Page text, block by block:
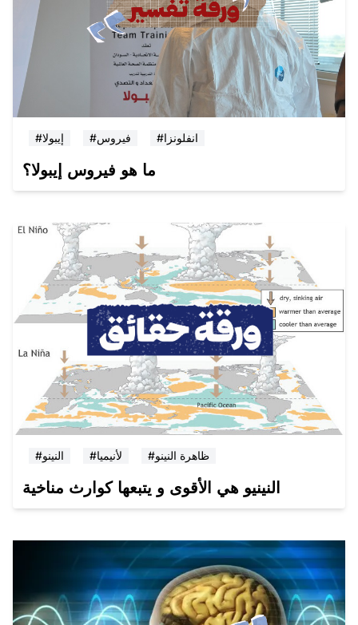
#إيبولا #فيروس #انفلونزا
ما هو فيروس إيبولا؟
#النينو #لأنيميا #ظاهرة النينو
النينيو هي الأقوى و يتبعها كوارث مناخية